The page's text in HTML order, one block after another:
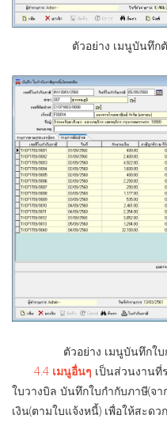
ตัวอย่าง เมนูบันทึก
ตัวอย่าง เมนูบันทึกใ
4.4 เมนูอื่นๆ เป็นส่วนงานที่
ใบวางบิล บันทึกใบกำกับภาษี(จ
เงิน(ตามใบแจ้งหนี้) เพื่อให้สะด